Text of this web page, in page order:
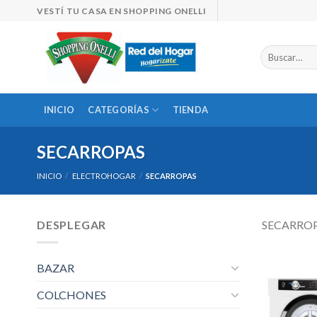
VESTÍ TU CASA EN SHOPPING ONELLI
Buscar
por:
INICIO CATEGORÍAS TIENDA
SECARROPAS
INICIO / ELECTROHOGAR / SECARROPAS
DESPLEGAR
BAZAR
COLCHONES